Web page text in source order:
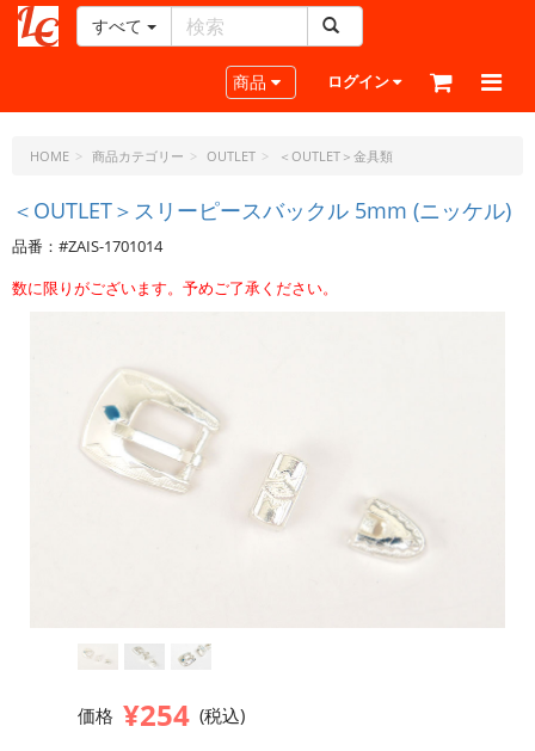
ー
ラ
ト・
ド
ッ
ト・
すべて
Toggle navigation
商品 ログイン
HOME 商品カテゴリー OUTLET ＜OUTLET＞金具類
＜OUTLET＞スリーピースバックル 5mm (ニッケル)
品番：#ZAIS-1701014
数に限りがございます。予めご了承ください。
価格 ¥254 (税込)